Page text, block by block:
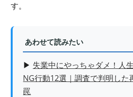
す。
あわせて読みたい
▶ 失業中にやっちゃダメ！人
NG行動12選｜調査で判明した
罠